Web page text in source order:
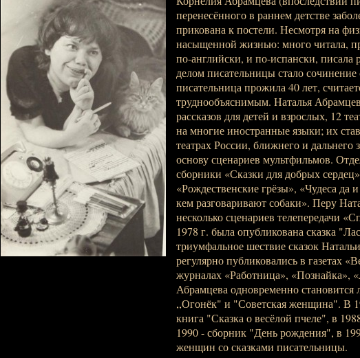
перенесённого в раннем детстве
прикована к постели. Несмотря на
насыщенной жизнью: много читала,
по-английски, и по-испански, писала
делом писательницы стало сочинение
писательница прожила 40 лет,
труднообъяснимым. Наталья
рассказов для детей и взрослых, 12
на многие иностранные языки; их
театрах России, ближнего и дальнего
основу сценариев мультфильмов.
сборники «Сказки для добрых
«Рождественские грёзы», «Чудеса да
кем разговаривают собаки». Перу
несколько сценариев телепередачи
1978 г. была опубликована сказка
триумфальное шествие сказок
регулярно публиковались в газетах
журналах «Работница», «Познайка»,
Абрамцева одновременно становится
,,Огонёк" и "Советская женщина". В
книга "Сказка о весёлой пчеле", в
1990 - сборник "День рождения", в
женщин со сказками писательницы.